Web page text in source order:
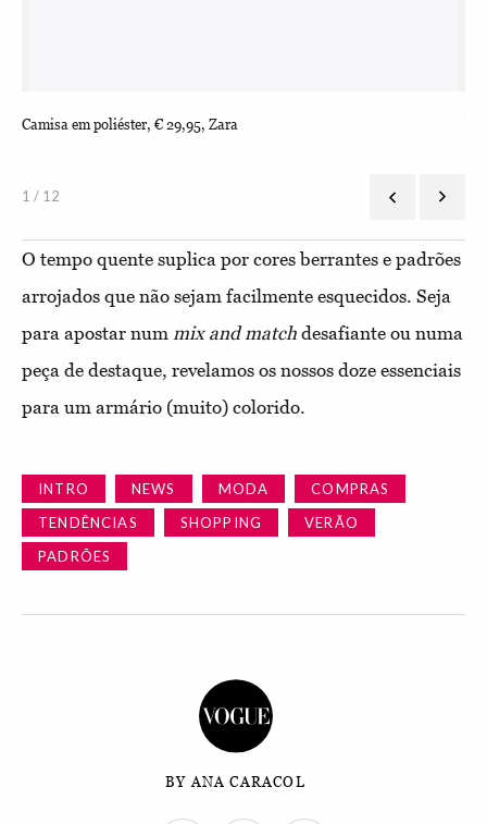
Camisa em poliéster, € 29,95, Zara
1 / 12
O tempo quente suplica por cores berrantes e padrões
arrojados que não sejam facilmente esquecidos. Seja
para apostar num mix and match desafiante ou numa
peça de destaque, revelamos os nossos doze essenciais
para um armário (muito) colorido.
INTRO NEWS MODA
COMPRAS
TENDÊNCIAS
SHOPPING
VERÃO
PADRÕES
BY ANA CARACOL